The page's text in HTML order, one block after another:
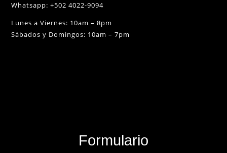
Whatsapp: +502 4022-9094
Lunes a Viernes: 10am – 8pm
Sábados y Domingos: 10am – 7pm
Formulario